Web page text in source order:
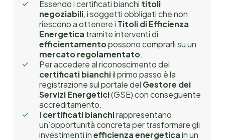
Essendo i certificati bianchi titoli
negoziabili, i soggetti obbligati che non
riescono a ottenere i Titoli di Efficienza
Energetica tramite interventi di
efficientamentopossono comprarli su un
mercato regolamentato.
Per accedere al riconoscimento dei
certificati bianchiil primo passo è la
registrazione sul portale del Gestore dei
Servizi Energetici(GSE) con conseguente
accreditamento.
I certificati bianchirappresentano
un’opportunità concreta per trasformare gli
investimenti inefficienza energeticain un